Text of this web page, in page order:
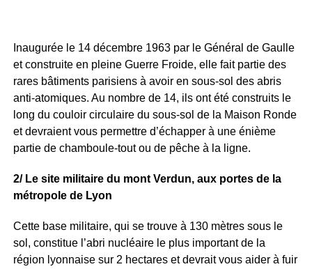
Inaugurée le 14 décembre 1963 par le Général de Gaulle
et construite en pleine Guerre Froide, elle fait partie des
rares bâtiments parisiens à avoir en sous-sol des abris
anti-atomiques. Au nombre de 14, ils ont été construits le
long du couloir circulaire du sous-sol de la Maison Ronde
et devraient vous permettre d’échapper à une énième
partie de chamboule-tout ou de pêche à la ligne.
2/ Le site militaire du mont Verdun, aux portes de la
métropole de Lyon
Cette base militaire, qui se trouve à 130 mètres sous le
sol, constitue l’abri nucléaire le plus important de la
région lyonnaise sur 2 hectares et devrait vous aider à fuir